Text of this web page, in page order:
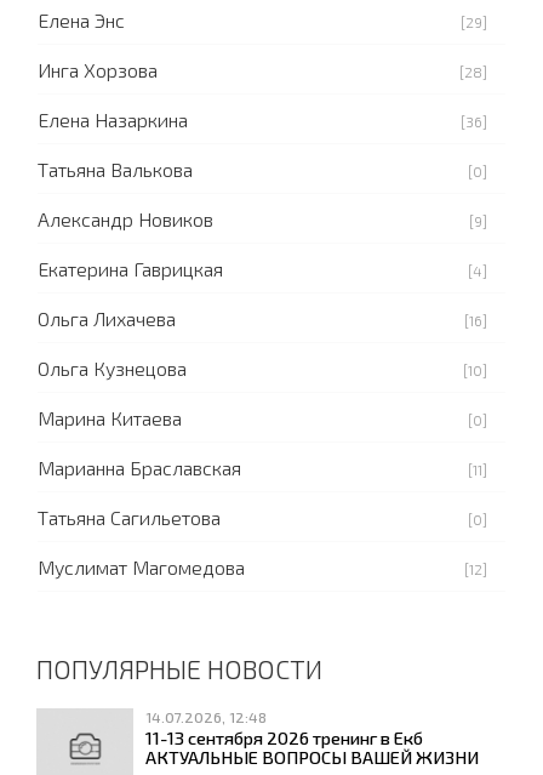
Елена Энс [29]
Инга Хорзова [28]
Елена Назаркина [36]
Татьяна Валькова [0]
Александр Новиков [9]
Екатерина Гаврицкая [4]
Ольга Лихачева [16]
Ольга Кузнецова [10]
Марина Китаева [0]
Марианна Браславская [11]
Татьяна Сагильетова [0]
Муслимат Магомедова [12]
ПОПУЛЯРНЫЕ НОВОСТИ
14.07.2026, 12:48
11-13 сентября 2026 тренинг в Екб
АКТУАЛЬНЫЕ ВОПРОСЫ ВАШЕЙ ЖИЗНИ